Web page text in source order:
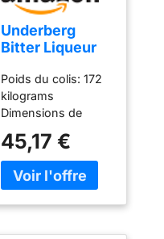
Underberg
Bitter Liqueur
Pièces
Poids du colis: 172
kilograms
Dimensions de
l'article: 113 L x 174
H x 141 W
(centimeters) Une
d'herbes
45,17 €